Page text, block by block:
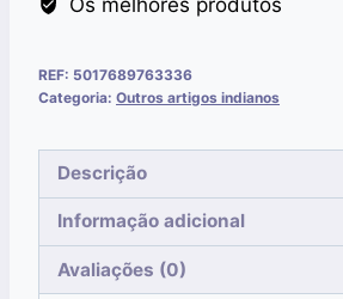
REF: 5017689763336
Categoria: Outros artigos indianos
Descrição
Informação adicional
Avaliações (0)